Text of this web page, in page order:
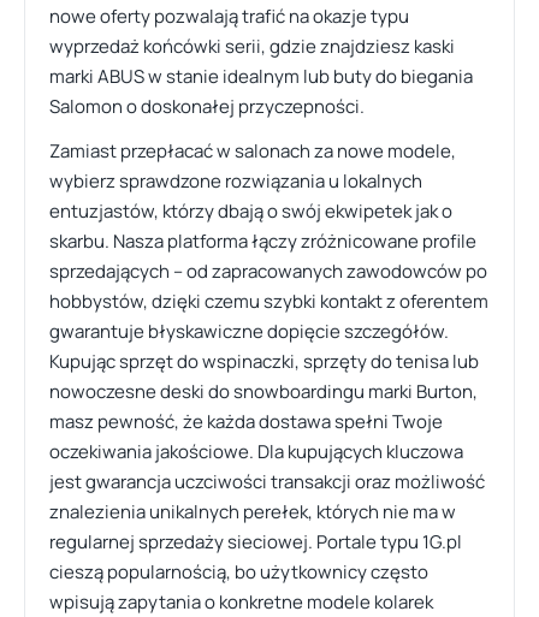
nowe oferty pozwalają trafić na okazje typu
wyprzedaż końcówki serii, gdzie znajdziesz kaski
marki ABUS w stanie idealnym lub buty do biegania
Salomon o doskonałej przyczepności.
Zamiast przepłacać w salonach za nowe modele,
wybierz sprawdzone rozwiązania u lokalnych
entuzjastów, którzy dbają o swój ekwipetek jak o
skarbu. Nasza platforma łączy zróżnicowane profile
sprzedających – od zapracowanych zawodowców po
hobbystów, dzięki czemu szybki kontakt z oferentem
gwarantuje błyskawiczne dopięcie szczegółów.
Kupując sprzęt do wspinaczki, sprzęty do tenisa lub
nowoczesne deski do snowboardingu marki Burton,
masz pewność, że każda dostawa spełni Twoje
oczekiwania jakościowe. Dla kupujących kluczowa
jest gwarancja uczciwości transakcji oraz możliwość
znalezienia unikalnych perełek, których nie ma w
regularnej sprzedaży sieciowej. Portale typu 1G.pl
cieszą popularnością, bo użytkownicy często
wpisują zapytania o konkretne modele kolarek